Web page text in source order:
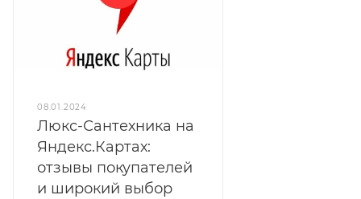
08.01.2024
Люкс-Сантехника на
Яндекс.Картах:
отзывы покупателей
и широкий выбор